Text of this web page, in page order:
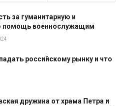
за гуманитарную и
помощь военнослужащим
российскому рынку и что
дружина от храма Петра и